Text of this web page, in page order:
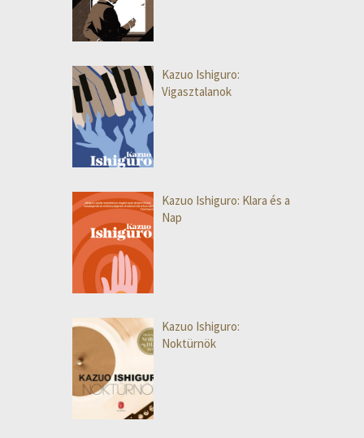
Kazuo Ishiguro:
Vigasztalanok
Kazuo Ishiguro: Klara és a
Nap
Kazuo Ishiguro:
Noktürnök